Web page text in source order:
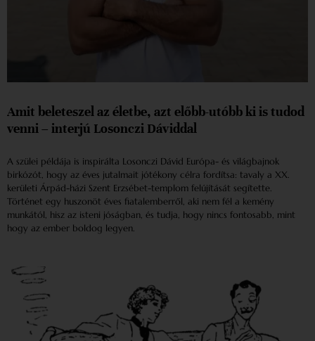
Amit beleteszel az életbe, azt előbb-utóbb ki is tudod
venni – interjú Losonczi Dáviddal
A szülei példája is inspirálta Losonczi Dávid Európa- és világbajnok
birkózót, hogy az éves jutalmait jótékony célra fordítsa: tavaly a XX.
kerületi Árpád-házi Szent Erzsébet-templom felújítását segítette.
Történet egy huszonöt éves fiatalemberről, aki nem fél a kemény
munkától, hisz az isteni jóságban, és tudja, hogy nincs fontosabb, mint
hogy az ember boldog legyen.